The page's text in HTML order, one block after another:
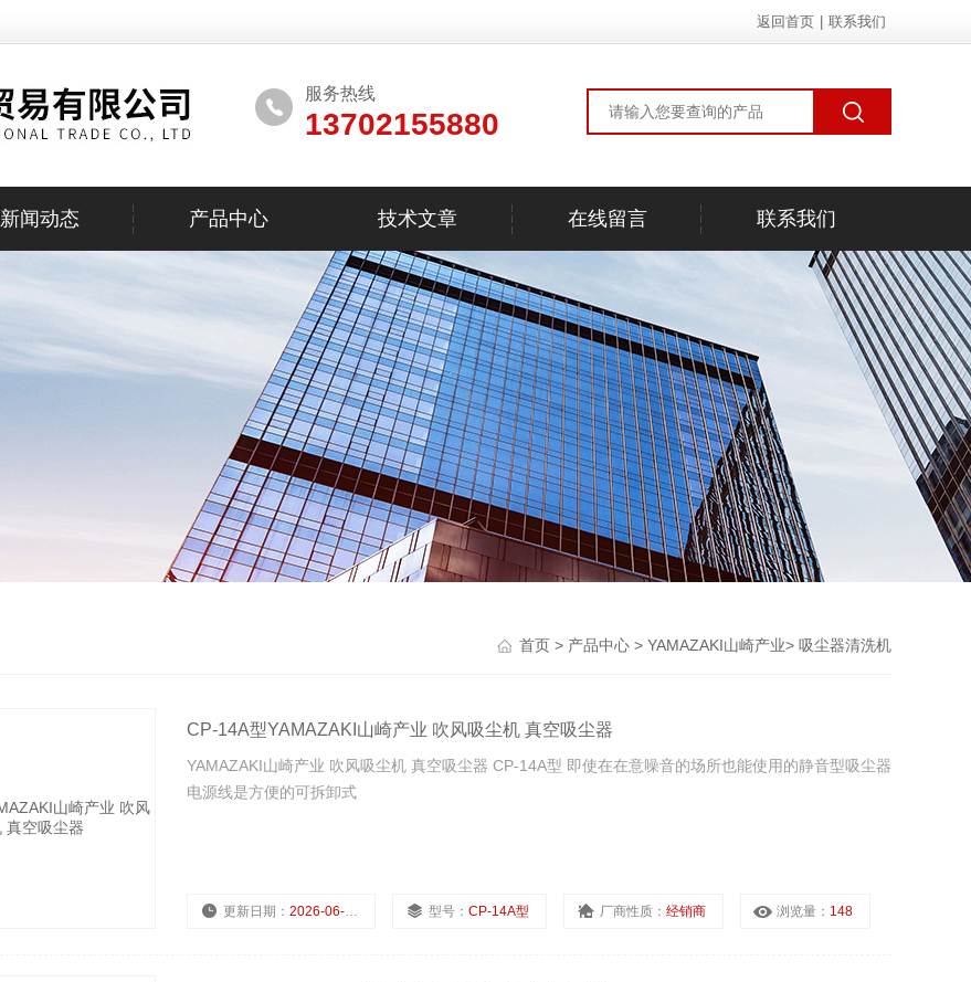
返回首页 联系我们
服务热线
13702155880
新闻动态 产品中心 技术文章 在线留言 联系我们
首页 > 产品中心 > YAMAZAKI山崎产业> 吸尘器清洗机
CP-14A型YAMAZAKI山崎产业 吹风吸尘机 真空吸尘器
YAMAZAKI山崎产业 吹风吸尘机 真空吸尘器 CP-14A型 即使在在意噪音的场所也能使用的静音型吸尘器
电源线是方便的可拆卸式
更新日期： 2026-06-22 型号： CP-14A型 厂商性质： 经销商 浏览量： 148